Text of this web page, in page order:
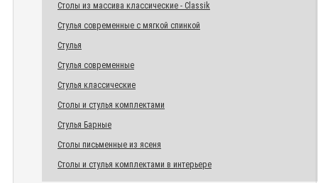
Столы из массива классические - Classik
Стулья современные с мягкой спинкой
Стулья
Стулья современные
Стулья классические
Столы и стулья комплектами
Стулья Барные
Столы письменные из ясеня
Столы и стулья комплектами в интерьере